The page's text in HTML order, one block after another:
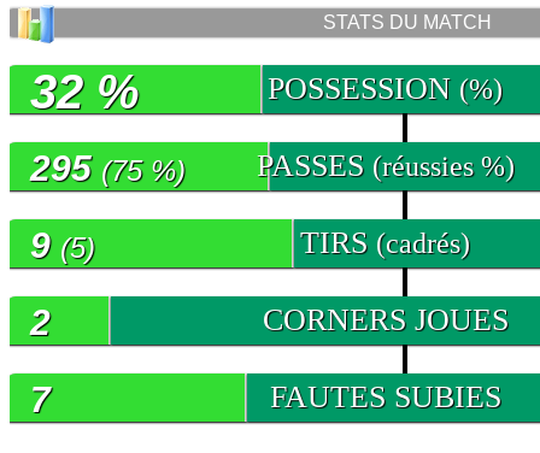
STATS DU MATCH
POSSESSION (%)
32 %
PASSES (réussies %)
295 (75 %)
TIRS (cadrés)
9 (5)
CORNERS JOUES
2
FAUTES SUBIES
7